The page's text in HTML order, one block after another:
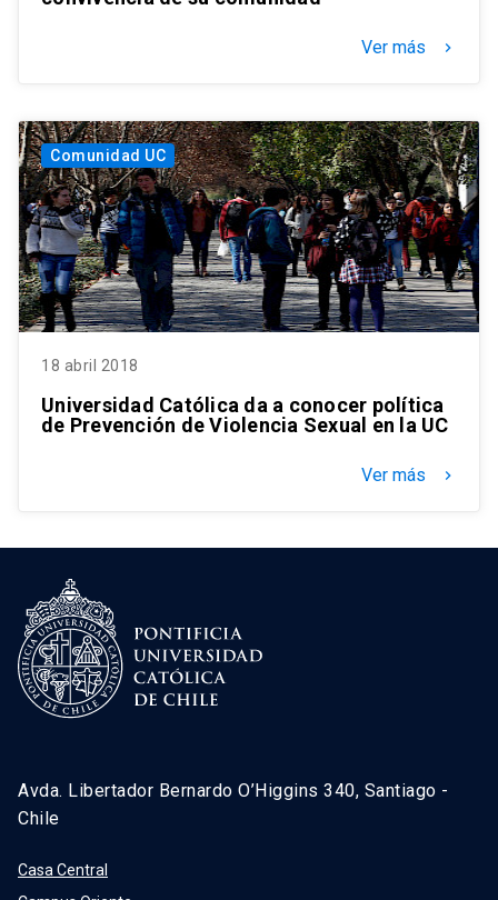
Ver más keyboard_arrow_right
Comunidad UC
18 abril 2018
Universidad Católica da a conocer política
de Prevención de Violencia Sexual en la UC
Ver más keyboard_arrow_right
Avda. Libertador Bernardo O’Higgins 340, Santiago -
Chile
Casa Central